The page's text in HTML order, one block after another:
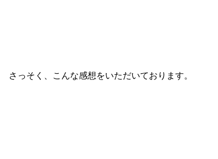
さっそく、こんな感想をいただいております。